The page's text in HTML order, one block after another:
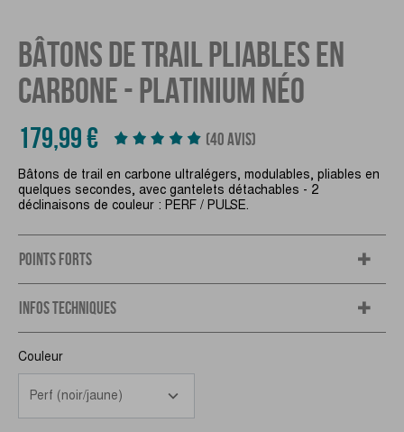
BÂTONS DE TRAIL PLIABLES EN
CARBONE - PLATINIUM NÉO
179,99 € (40 AVIS)
Bâtons de trail en carbone ultralégers, modulables, pliables en
quelques secondes, avec gantelets détachables - 2
déclinaisons de couleur : PERF / PULSE.
POINTS FORTS
INFOS TECHNIQUES
Couleur